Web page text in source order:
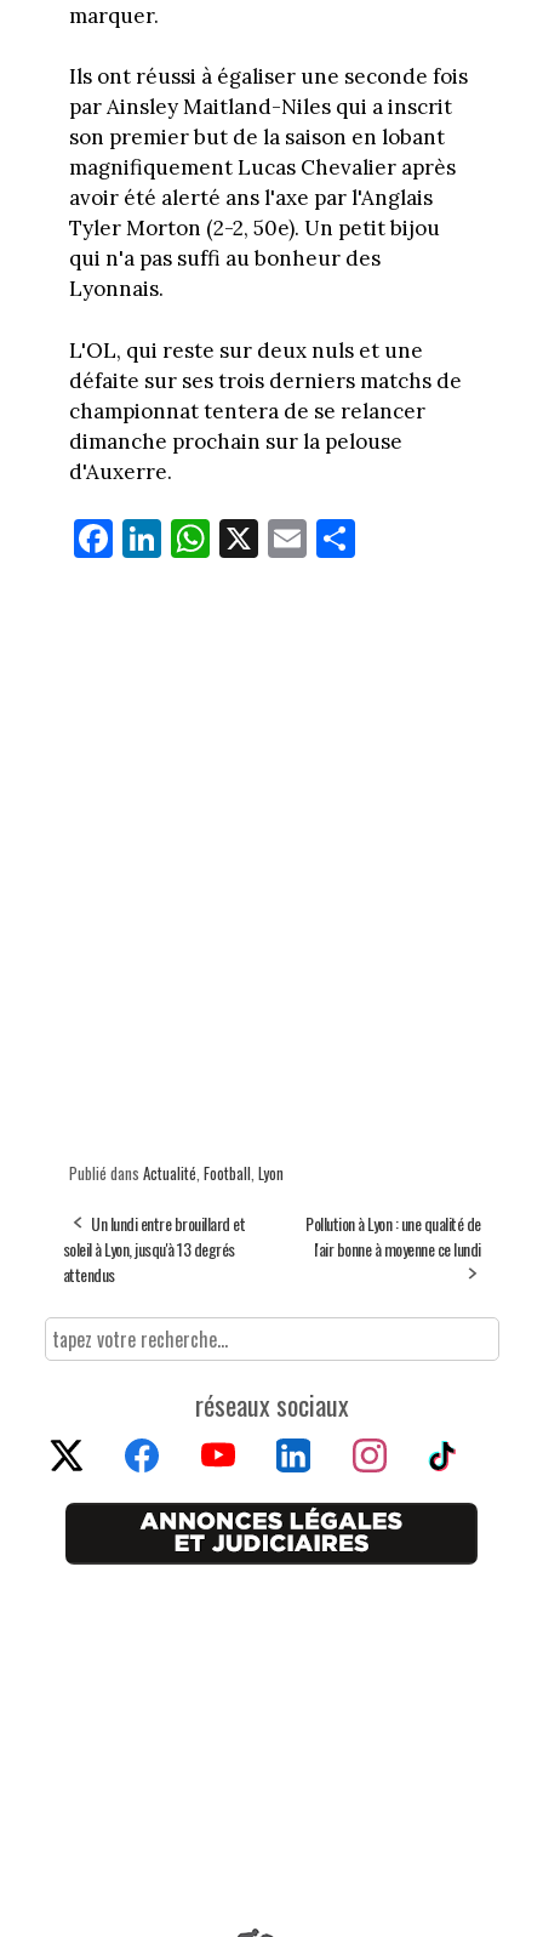
marquer.
Ils ont réussi à égaliser une seconde fois
par Ainsley Maitland-Niles qui a inscrit
son premier but de la saison en lobant
magnifiquement Lucas Chevalier après
avoir été alerté ans l'axe par l'Anglais
Tyler Morton (2-2, 50e). Un petit bijou
qui n'a pas suffi au bonheur des
Lyonnais.
L'OL, qui reste sur deux nuls et une
défaite sur ses trois derniers matchs de
championnat tentera de se relancer
dimanche prochain sur la pelouse
d'Auxerre.
Fa
ce
Li
nk
W
ha
X E
m
Pa
rt
Publié dans Actualité Football Lyon
Un lundi entre brouillard et
soleil à Lyon, jusqu'à 13 degrés
attendus
Pollution à Lyon : une qualité de
l'air bonne à moyenne ce lundi
réseaux sociaux